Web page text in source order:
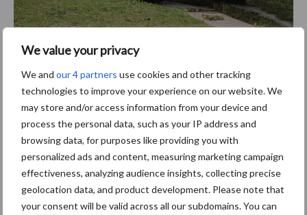
We value your privacy
We and our 4 partners use cookies and other tracking
technologies to improve your experience on our website. We
may store and/or access information from your device and
process the personal data, such as your IP address and
browsing data, for purposes like providing you with
personalized ads and content, measuring marketing campaign
effectiveness, analyzing audience insights, collecting precise
geolocation data, and product development. Please note that
your consent will be valid across all our subdomains. You can
Aanbevolen voor jou!
ForFarmers ziet volume en
marktaandeel groeien in
krimpende Nederlandse
markt